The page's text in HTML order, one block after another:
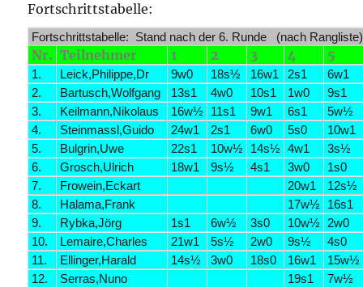
Fortschrittstabelle:
Fortschrittstabelle: Stand nach der 6. Runde (nach Rangliste)
Nr. Teilnehmer 1 2 3 4 5
1. Leick,Philippe,Dr 9w0 18s½ 16w1 2s1
6w1
2.
Bartusch,Wolfgang 13s1 4w0 10s1 1w0
9s1
3.
Keilmann,Nikolaus 16w½ 11s1 9w1 6s1
5w½
4.
Steinmassl,Guido 24w1 2s1 6w0 5s0
10w1
5.
Bulgrin,Uwe 22s1 10w½ 14s½ 4w1
3s½
6.
Grosch,Ulrich 18w1 9s½ 4s1 3w0
1s0
7.
Frowein,Eckart 20w1
12s½
8.
Halama,Frank 17w½
16s1
9.
Rybka,Jörg 1s1 6w½ 3s0 10w½
2w0
10.
Lemaire,Charles 21w1 5s½ 2w0 9s½
4s0
11.
Ellinger,Harald 14s½ 3w0 18s0 16w1
15w½
12.
Serras,Nuno 19s1
7w½